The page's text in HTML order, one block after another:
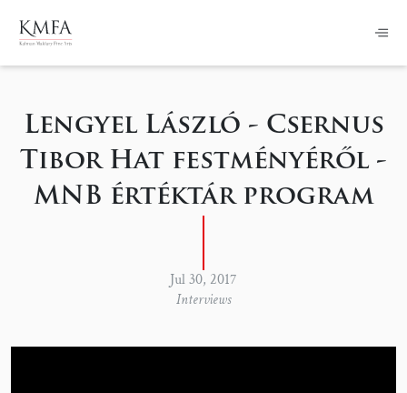
Lengyel László - Csernus
Tibor Hat festményéről -
MNB értéktár program
Jul 30, 2017
Interviews